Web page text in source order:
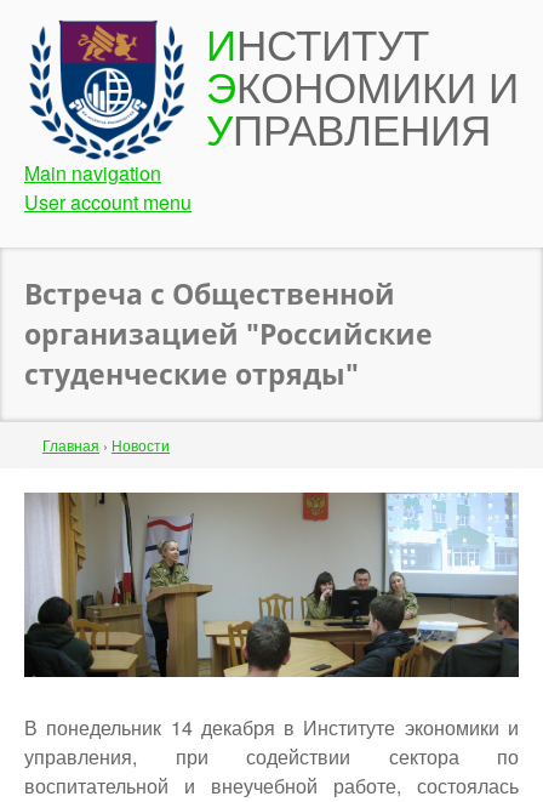
Перейти
основному
содержанию
ИНСТИТУТ
ЭКОНОМИКИ И
УПРАВЛЕНИЯ
Main navigation
User account menu
Встреча с Общественной
организацией "Российские
студенческие отряды"
Строка
навигации
Главная › Новости
Back
В понедельник 14 декабря в Институте экономики и
управления, при содействии сектора по
воспитательной и внеучебной работе, состоялась